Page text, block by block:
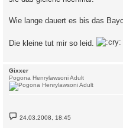
Wie lange dauert es bis das
Die kleine tut mir so leid.
Gixxer
Pogona Henrylawsoni Adult
B
e
24.03.2008, 18:45